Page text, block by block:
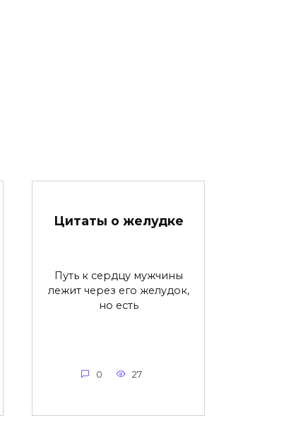
Цитаты о желудке
Путь к сердцу мужчины
лежит через его желудок,
но есть
0 27